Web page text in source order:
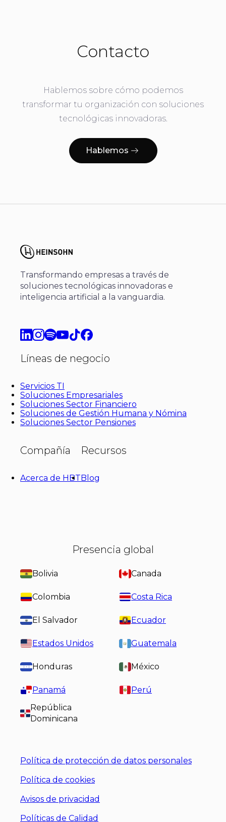
Contacto
Hablemos sobre cómo podemos
transformar tu organización con soluciones
tecnológicas innovadoras.
Hablemos
Transformando empresas a través de
soluciones tecnológicas innovadoras e
inteligencia artificial a la vanguardia.
Líneas de negocio
Servicios TI
Soluciones Empresariales
Soluciones Sector Financiero
Soluciones de Gestión Humana y Nómina
Soluciones Sector Pensiones
Compañía
Acerca de HBT
Recursos
Blog
Presencia global
Bolivia Canada
Colombia Costa Rica
El Salvador Ecuador
Estados Unidos Guatemala
Honduras México
Panamá
Perú
República
Dominicana
Política de protección de datos personales
Política de cookies
Avisos de privacidad
Políticas de Calidad